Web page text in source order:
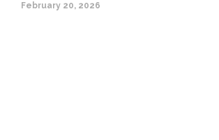
February 20, 2026